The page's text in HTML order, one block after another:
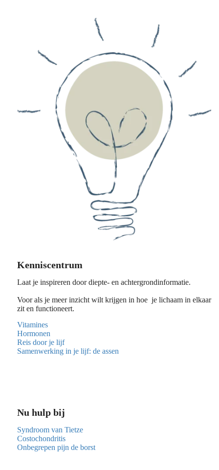
Kenniscentrum
Laat je inspireren door diepte- en achtergrondinformatie.
Voor als je meer inzicht wilt krijgen in hoe je lichaam in elkaar
zit en functioneert.
Vitamines
Hormonen
Reis door je lijf
Samenwerking in je lijf: de assen
Nu hulp bij
Syndroom van Tietze
Costochondritis
Onbegrepen pijn de borst